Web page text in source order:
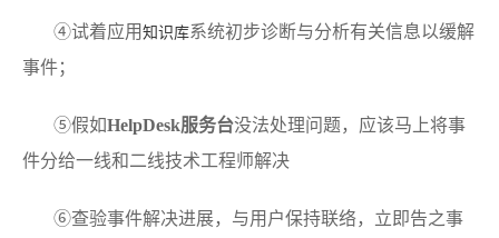
④试着应用 知识库系统初步诊断与分析有关信息以缓解
事件；
⑤假如HelpDesk服务台没法处理问题，应该马上将事
件分给一线和二线技术工程师解决
⑥查验事件解决进展，与用户保持联络，立即告之事